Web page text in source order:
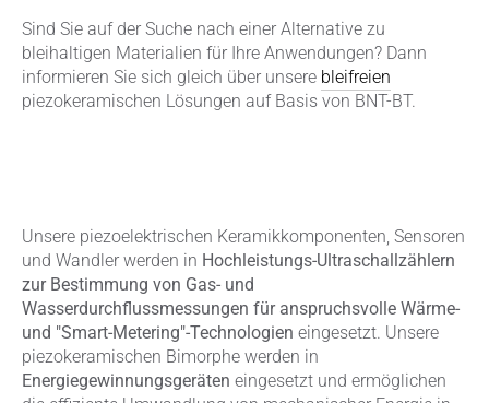
Sind Sie auf der Suche nach einer Alternative zu
bleihaltigen Materialien für Ihre Anwendungen? Dann
informieren Sie sich gleich über unsere bleifreien
piezokeramischen Lösungen auf Basis von BNT-BT.
Unsere piezoelektrischen Keramikkomponenten, Sensoren
und Wandler werden in Hochleistungs-Ultraschallzählern
zur Bestimmung von Gas- und
Wasserdurchflussmessungen für anspruchsvolle Wärme-
und "Smart-Metering"-Technologien eingesetzt. Unsere
piezokeramischen Bimorphe werden in
Energiegewinnungsgeräten eingesetzt und ermöglichen